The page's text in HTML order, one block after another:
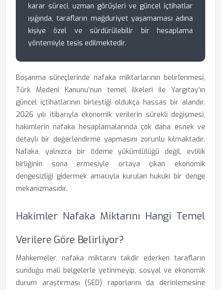
karar süreci, uzman görüşleri ve güncel içtihatlar
ışığında, tarafların mağduriyet yaşamaması adına
kişiye özel ve sürdürülebilir bir hesaplama
yöntemiyle tesis edilmektedir.
Boşanma süreçlerinde nafaka miktarlarının belirlenmesi,
Türk Medeni Kanunu’nun temel ilkeleri ile Yargıtay’ın
güncel içtihatlarının birleştiği oldukça hassas bir alandır.
2026 yılı itibarıyla ekonomik verilerin sürekli değişmesi,
hakimlerin nafaka hesaplamalarında çok daha esnek ve
detaylı bir değerlendirme yapmasını zorunlu kılmaktadır.
Nafaka, yalnızca bir ödeme yükümlülüğü değil, evlilik
birliğinin sona ermesiyle ortaya çıkan ekonomik
dengesizliği gidermek amacıyla kurulan hukuki bir denge
mekanizmasıdır.
Hakimler Nafaka Miktarını Hangi Temel
Verilere Göre Belirliyor?
Mahkemeler, nafaka miktarını takdir ederken tarafların
sunduğu mali belgelerle yetinmeyip, sosyal ve ekonomik
durum araştırması (SED) raporlarını da derinlemesine